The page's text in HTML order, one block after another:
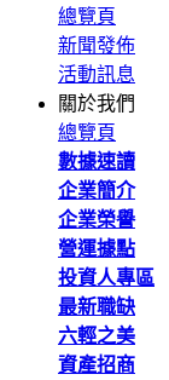
總覽頁
新聞發佈
活動訊息
關於我們
總覽頁
數據速讀
企業簡介
企業榮譽
營運據點
投資人專區
最新職缺
六輕之美
資產招商